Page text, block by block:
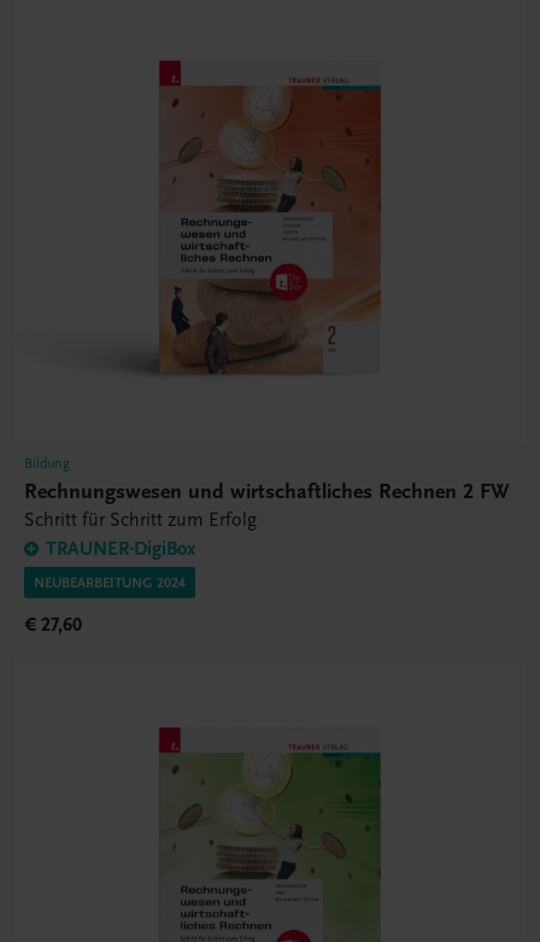
Bildung
Rechnungswesen und wirtschaftliches Rechnen 2 FW
Schritt für Schritt zum Erfolg
TRAUNER-DigiBox
NEUBEARBEITUNG 2024
€ 27,60